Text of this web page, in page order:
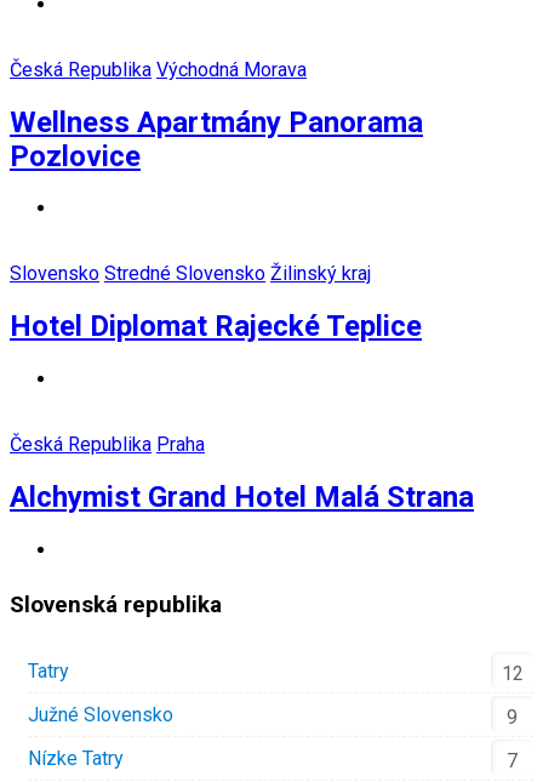
Česká Republika Východná Morava
Wellness Apartmány Panorama
Pozlovice
Slovensko Stredné Slovensko Žilinský kraj
Hotel Diplomat Rajecké Teplice
Česká Republika Praha
Alchymist Grand Hotel Malá Strana
Slovenská republika
Tatry
12
Južné Slovensko
9
Nízke Tatry
7